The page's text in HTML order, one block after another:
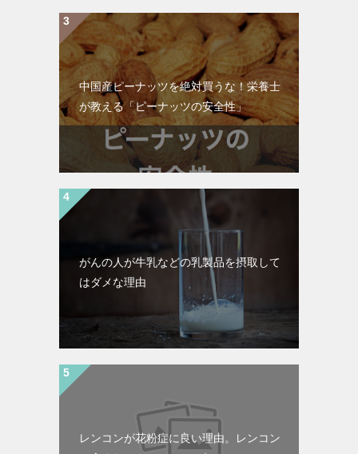
中国産ピーナッツを絶対買うな！栄養士
が教える「ピーナッツの安全性」
がんの人が牛乳などの乳製品を摂取して
はダメな理由
レンコンが花粉症に良い理由。レンコン